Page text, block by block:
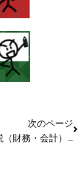
次のページ
【過去問解説（財務・会計）】R5 第17問 投資評価（内部収益率）